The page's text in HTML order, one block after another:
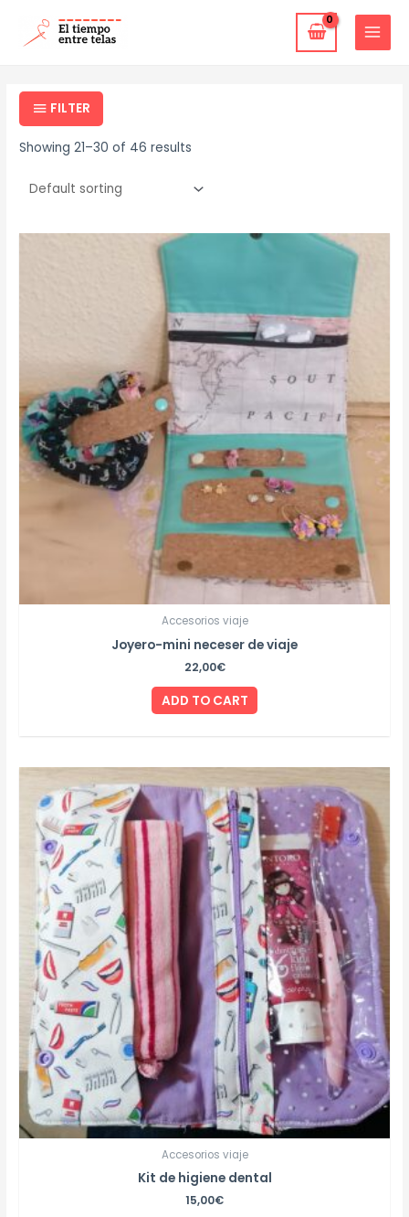
MAIN
MENU
FILTER
Showing 21–30 of 46 results
Accesorios viaje
Joyero-mini neceser de viaje
22,00€
ADD TO CART
Accesorios viaje
Kit de higiene dental
15,00€